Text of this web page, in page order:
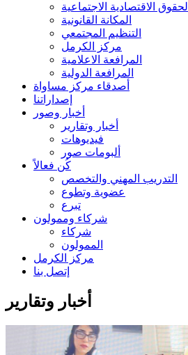
الحقوق الاقتصادية الاجتماعية
المكانة القانونية
التنظيم المجتمعي
مركز الكرمل
المرافعة الاعلامية
المرافعة الدولية
أصدقاء مركز مساواة
إصداراتنا
أخبار وصور
أخبار وتقارير
فيديوهات
ألبومات صور
كُن فعالاً
التدريب المهني والتخصص
عضوية وتطوع
تبرع
شركاء وممولون
شركاء
الممولون
مركز الكرمل
إتصل بنا
أخبار وتقارير